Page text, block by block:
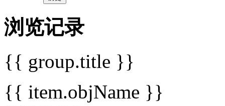
浏览记录
{{ group.title }}
{{ item.objName }}